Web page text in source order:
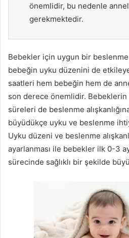
önemlidir, bu nedenle
gerekmektedir.
Bebekler için uygun bir
bebeğin uyku düzenini de
saatleri hem bebeğin hem de
son derece önemlidir.
süreleri de beslenme
büyüdükçe uyku ve beslenme
Uyku düzeni ve beslenme
ayarlanması ile bebekler ilk 0-3
sürecinde sağlıklı bir şekilde